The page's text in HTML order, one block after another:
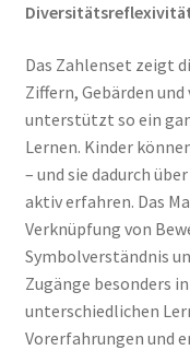
Das Zahlenset zeigt
Ziffern, Gebärden
unterstützt so ein
Lernen. Kinder
– und sie dadurch
aktiv erfahren. Das
Verknüpfung von
Symbolverständnis
Zugänge besonders
unterschiedlichen
Vorerfahrungen und